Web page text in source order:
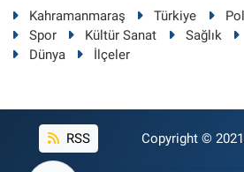
Kahramanmaraş Türkiye
Spor
Kültür Sanat Sağlık
Dünya
İlçeler
RSS Copyright ©